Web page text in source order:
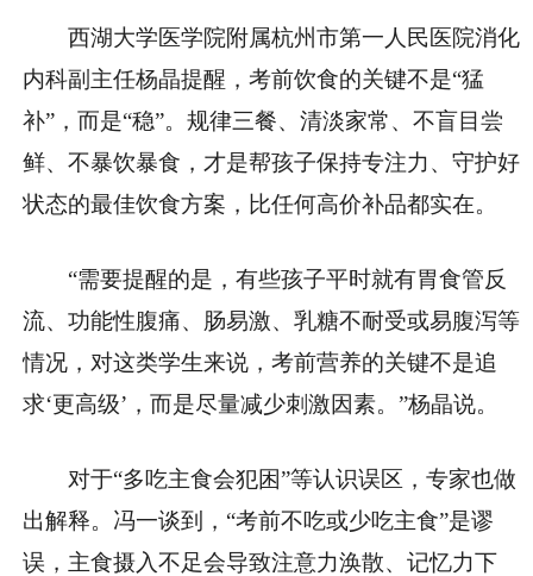
西湖大学医学院附属杭州市第一人民医院消化
内科副主任杨晶提醒，考前饮食的关键不是“猛
补”，而是“稳”。规律三餐、清淡家常、不盲目尝
鲜、不暴饮暴食，才是帮孩子保持专注力、守护好
状态的最佳饮食方案，比任何高价补品都实在。
“需要提醒的是，有些孩子平时就有胃食管反
流、功能性腹痛、肠易激、乳糖不耐受或易腹泻等
情况，对这类学生来说，考前营养的关键不是追
求‘更高级’，而是尽量减少刺激因素。”杨晶说。
对于“多吃主食会犯困”等认识误区，专家也做
出解释。冯一谈到，“考前不吃或少吃主食”是谬
误，主食摄入不足会导致注意力涣散、记忆力下